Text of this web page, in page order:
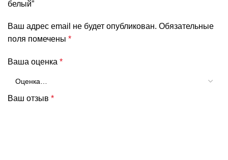
белый”
Ваш адрес email не будет опубликован. Обязательные
поля помечены *
Ваша оценка *
Ваш отзыв *